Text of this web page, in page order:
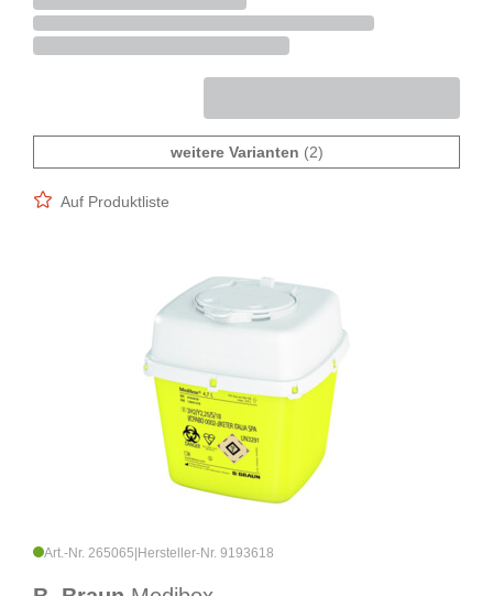
weitere Varianten (2)
Auf Produktliste
Art.-Nr. 265065 Hersteller-Nr. 9193618